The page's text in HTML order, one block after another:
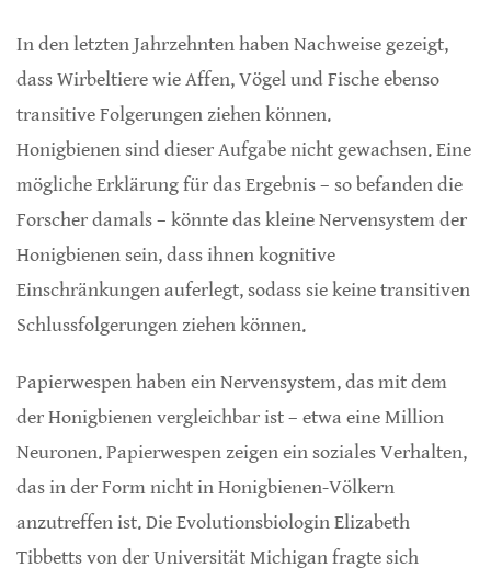
In den letzten Jahrzehnten haben Nachweise gezeigt,
dass Wirbeltiere wie Affen, Vögel und Fische ebenso
transitive Folgerungen ziehen können.
Honigbienen sind dieser Aufgabe nicht gewachsen. Eine
mögliche Erklärung für das Ergebnis – so befanden die
Forscher damals – könnte das kleine Nervensystem der
Honigbienen sein, dass ihnen kognitive
Einschränkungen auferlegt, sodass sie keine transitiven
Schlussfolgerungen ziehen können.
Papierwespen haben ein Nervensystem, das mit dem
der Honigbienen vergleichbar ist – etwa eine Million
Neuronen. Papierwespen zeigen ein soziales Verhalten,
das in der Form nicht in Honigbienen-Völkern
anzutreffen ist. Die Evolutionsbiologin Elizabeth
Tibbetts von der Universität Michigan fragte sich